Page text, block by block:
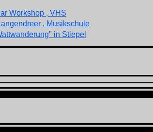
Workshop , VHS
, Musikschule
in Stiepel